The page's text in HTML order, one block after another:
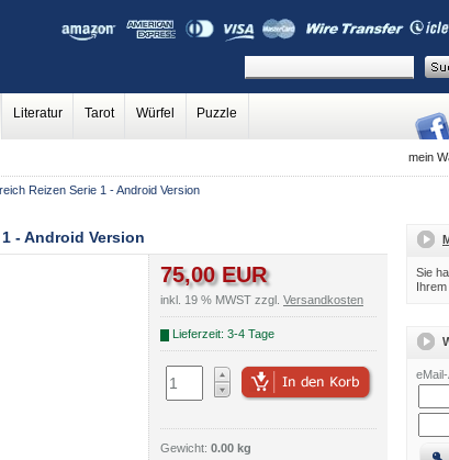
Literatur Tarot Würfel Puzzle
mein
Reizen Serie 1 - Android Version
Sie
Ihrem
- Android Version
75,00 EUR
inkl. 19 % MWST zzgl. Versandkosten
Lieferzeit: 3-4 Tage
Gewicht: 0.00 kg